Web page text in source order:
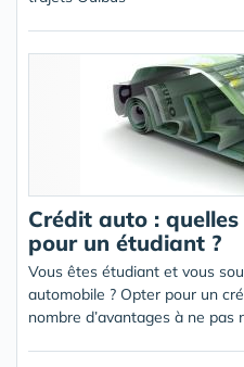
Crédit auto :
pour un étudiant ?
Vous êtes étudiant et vous
automobile ? Opter pour un
nombre d’avantages à ne pas